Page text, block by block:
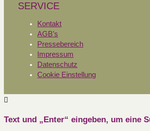
SERVICE
Kontakt
AGB’s
Pressebereich
Impressum
Datenschutz
Cookie Einstellung
Text und „Enter“ eingeben, um eine